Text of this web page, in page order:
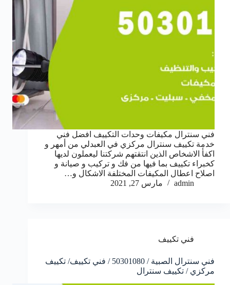
فني سنترال مكيفات وحدات التكييف افضل فني
خدمة تكييف سنترال مركزي في العبدلي من أمهر و
اكفأ الاشخاص الذين انتقتهم شركتنا ليعملون لديها
كخبراء تكييف بما فيها من فك و تركيب و صيانة و
اصلاح اعطال المكيفات المختلفة الاشكال و…
admin
مارس 27, 2021
فني تكييف
فني سنترال الصبية / 50301080 / فني تكييف/ تكييف
مركزي / تكييف سنترال